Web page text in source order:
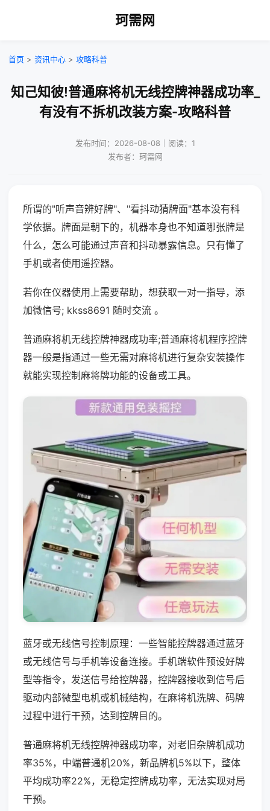
珂需网
首页 > 资讯中心 > 攻略科普
知己知彼!普通麻将机无线控牌神器成功率_
有没有不拆机改装方案-攻略科普
发布时间：2026-08-08｜阅读：1
发布者：珂需网
所谓的"听声音辨好牌"、"看抖动猜牌面"基本没有科
学依据。牌面是朝下的，机器本身也不知道哪张牌是
什么，怎么可能通过声音和抖动暴露信息。只有懂了
手机或者使用遥控器。
若你在仪器使用上需要帮助，想获取一对一指导，添
加微信号; kkss8691 随时交流 。
普通麻将机无线控牌神器成功率;普通麻将机程序控牌
器一般是指通过一些无需对麻将机进行复杂安装操作
就能实现控制麻将牌功能的设备或工具。
蓝牙或无线信号控制原理：一些智能控牌器通过蓝牙
或无线信号与手机等设备连接。手机端软件预设好牌
型等指令，发送信号给控牌器，控牌器接收到信号后
驱动内部微型电机或机械结构，在麻将机洗牌、码牌
过程中进行干预，达到控牌目的。
普通麻将机无线控牌神器成功率，对老旧杂牌机成功
率35%，中端普通机20%，新品牌机5%以下，整体
平均成功率22%，无稳定控牌成功率，无法实现对局
干预。